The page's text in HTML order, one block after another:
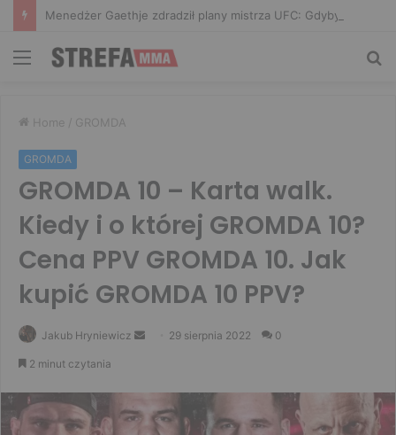
Menu
Home / GROMDA
GROMDA
GROMDA 10 – Karta walk.
Kiedy i o której GROMDA 10?
Cena PPV GROMDA 10. Jak
kupić GROMDA 10 PPV?
Jakub Hryniewicz
Send 29 sierpnia 2022 0
2 minut czytania